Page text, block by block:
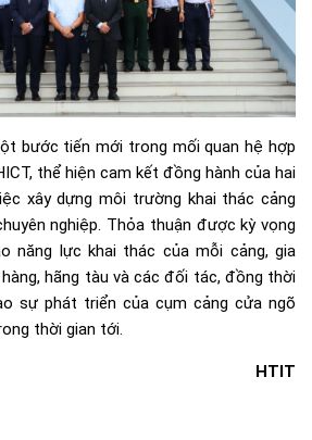
bước tiến mới trong mối quan hệ hợp
thể hiện cam kết đồng hành của hai
xây dựng môi trường khai thác cảng
nghiệp. Thỏa thuận được kỳ vọng
năng lực khai thác của mỗi cảng, gia
hãng tàu và các đối tác, đồng thời
sự phát triển của cụm cảng cửa ngõ
thời gian tới.
HTIT